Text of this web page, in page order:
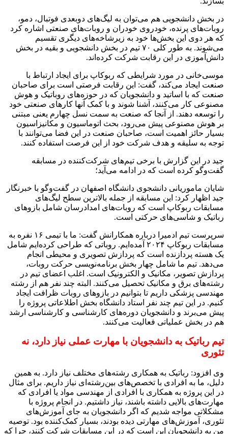
در بخش دانشجویی هم می‌توان به لیگ‌های دوبعدی فوتبال، دمو،
روبات‌های پرنده، خودروی خودران و روبات‌های صنعتی اشاره کرد
که هر دوی این بخش‌ها خود به زیرشاخه‌های دیگری تقسیم
می‌شوند. به طور کلی ۷۰ تیم در بخش دانشجویی و بقیه در بخش
دانش‌آموزی در این رقابت شرکت کرده‌اند.
موسی‌خانی در مورد شرایطی که ربوکاپ برای ایجاد ارتباط با
صنعت ایجاد می‌کند، گفت: این رقابت فرصتی است برای صاحبان
صنعت که با اساتید و دانشجویان که در حوزه‌های روباتیک و هوش
مصنوعی کار می‌کنند، آشنا شوند و با کمک آنها کارهای صنعتی خود
را توسعه دهند. از آنجا که صنعت به سمت نسل چهارم یعنی مبتنی
بر هوش مصنوعی پیش می‌رود، بحث اتوماسیون و مکانیزاسیون
بسیار حائز اهمیت است، صاحبان صنعت در این فضا می‌توانند با
توجه به سلیقه و هدف شرکت خود از این فرصت استفاده کنند.
جید در این گزارش با برخی تیم‌های شرکت‌کننده در مسابقه
گفت‌وگو کرده است که در ادامه می‌آید؛
شایان ماموریانی دانشجوی دانشگاه اصفهان در گفت‌وگو با خبرنگار
جید اظهار کرد: این مسابقه از جمله بالاترین سطح لیگ‌های
مسابقات ربوکاپ است که روبات‌های امدادرسان شامل بازوهای
رباتیک و شاسی‌های حرکتی است.
سرپرست تیم ادمیرا درباره همکارانش گفت: ما با تیمی ۱۶ نفره به
مسابقات ربوکاپ ۲۰۲۴ آمده‌ایم. روباتی که طراحی کرده‌ایم شامل
یک هسته پردازنده است که پردازش تصویری و محیطی انجام
می‌دهد. تیم ما شامل چهار بخش برنامه‌نویسی حرکت روبات،
پردازش تصویر،‌ مکانیک و الکترونیک است. اغلب اعضای تیم در
رشته‌های برق و مکانیک تحصیل می‌کنند. البته چند نفر هم از رشته
مهندسی پزشکی داریم تا بتوانیم در بازوهای روبات ظرافت ایجاد
کنیم. در این تیم چند نفر استاد دانشگاه بخش اطلاعاتی پروژه را
پیش می‌برند و دانشجویان دوره‌های کارشناسی و کارشناسی ارشد
هم در بخش عملیاتی فعالیت می‌کنند.
تیم‌ رباتیک به دانشجویان با مهارت عملی نیاز دارد، نه
تئوری
وی افزود: رباتیک به همکاری رشته‌های مختلف نیاز دارد. به همین
دلیل،‌ ما به افرادی با تخصص‌های بین‌رشته‌ای نیاز داریم. برای مثال
در این پروژه به همکاری با افرادی از مهندسی مواد یا افرادی که
مهارت‌های بالایی داشته باشند، نیاز داشتیم. در انجام پروژه با
مشکلاتی مواجه شدیم که اگر دانشجویان به جای آموزش‌های
تئوری،‌ آموزش‌های مهارتی دیده بودند،‌ بسیار کمک‌کننده بود. توصیه
من به دانشجویان این است که در این مسابقات شرکت کنند، چرا که